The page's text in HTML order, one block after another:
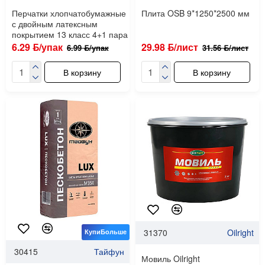
Перчатки хлопчатобумажные
с двойным латексным
покрытием 13 класс 4+1 пара
6.29 ƃ/упак 6.99 ƃ/упак
В корзину
Плита OSB 9*1250*2500 мм
29.98 ƃ/лист 31.56 ƃ/лист
В корзину
КупиБольше
30415 Тайфун
31370 Oilright
Мовиль Oilright